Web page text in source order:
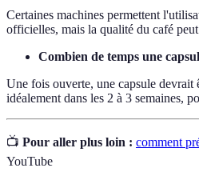
Certaines machines permettent
officielles, mais la qualité du café
Combien de temps une
Une fois ouverte, une capsule devrait
idéalement dans les 2 à 3 semaines,
📺 Pour aller plus loin : comment
YouTube